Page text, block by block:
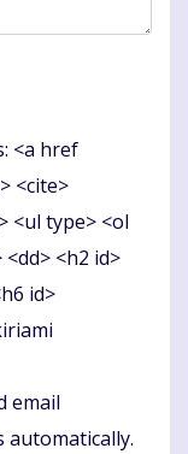
<a href
<cite>
<ul type> <ol
<h2 id>
id>
email
automatically.